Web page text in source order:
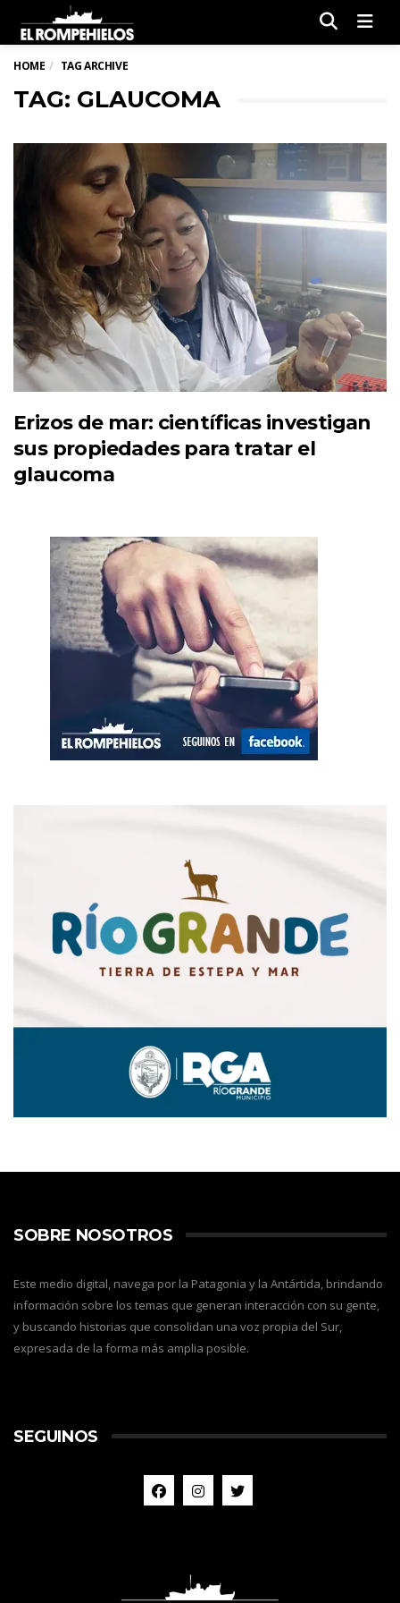
HOME TAG ARCHIVE
TAG: GLAUCOMA
Erizos de mar: científicas investigan
sus propiedades para tratar el
glaucoma
SOBRE NOSOTROS
Este medio digital, navega por la Patagonia y la Antártida, brindando
información sobre los temas que generan interacción con su gente,
y buscando historias que consolidan una voz propia del Sur,
expresada de la forma más amplia posible.
SEGUINOS